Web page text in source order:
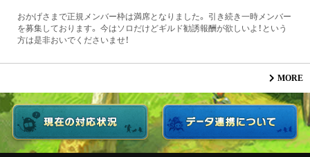
おかげさまで正規メンバー枠は満席となりました。 引き続き一時メンバー
を募集しております。 今はソロだけどギルド勧誘報酬が欲しいよ！という
方は是非おいでくださいませ！
MORE